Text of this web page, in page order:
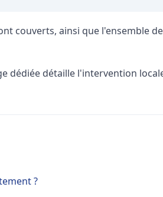
couverts, ainsi que l'ensemble
dédiée détaille l'intervention
?